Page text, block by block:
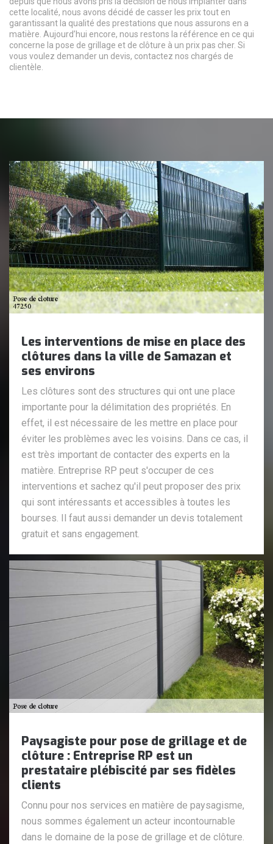
cette localité, nous avons décidé de casser les prix tout en
garantissant la qualité des prestations que nous assurons en a
matière. Aujourd’hui encore, nous restons la référence en ce qui
concerne la pose de grillage et de clôture à un prix pas cher. Si
vous voulez demander un devis, contactez nos chargés de
clientèle.
Les interventions de mise en place des
clôtures dans la ville de Samazan et
ses environs
Les clôtures sont des structures qui ont une place
importante pour la délimitation des propriétés. En
effet, il est nécessaire de les mettre en place pour
éviter les problèmes avec les voisins. Dans ce cas, il
est très important de contacter des experts en la
matière. Entreprise RP peut s'occuper de ces
interventions et sachez qu'il peut proposer des prix
qui sont intéressants et accessibles à toutes les
bourses. Il faut aussi demander un devis totalement
gratuit et sans engagement.
Paysagiste pour pose de grillage et de
clôture : Entreprise RP est un
prestataire plébiscité par ses fidèles
clients
Connu pour nos services en matière de paysagisme,
nous sommes également un acteur incontournable
dans le domaine de la pose de grillage et de clôture.